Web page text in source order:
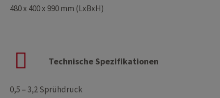
480 x 400 x 990 mm (LxBxH)
Technische Spezifikationen
0,5 – 3,2 Sprühdruck